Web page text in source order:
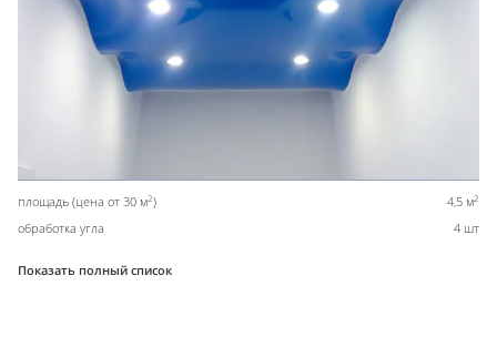
площадь (цена от 30 м2) 4,5 м2
обработка угла 4 шт
Показать полный список